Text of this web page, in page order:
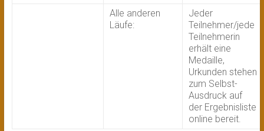
Alle anderen
Läufe:
Jeder
Teilnehmer/jede
Teilnehmerin
erhält eine
Medaille,
Urkunden stehen
zum Selbst-
Ausdruck auf
der Ergebnisliste
online bereit.